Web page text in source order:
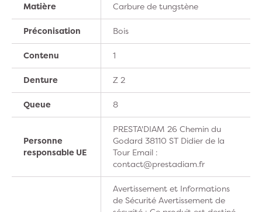
Matière Carbure de tungstène
Préconisation Bois
Contenu 1
Denture Z 2
Queue 8
Personne
responsable UE
PRESTA'DIAM 26 Chemin du
Godard 38110 ST Didier de la
Tour Email :
contact@prestadiam.fr
Avertissement et Informations
de Sécurité Avertissement de